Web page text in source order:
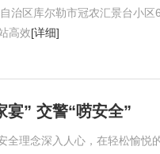
治区库尔勒市冠农汇景台小
高效[详细]
宴” 交警“唠安全”
全理念深入人心，在轻松愉